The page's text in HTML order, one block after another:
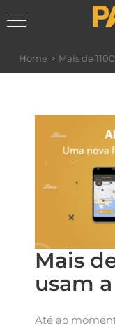
Skip
to
Home Mais de
Mais
usam
Até ao